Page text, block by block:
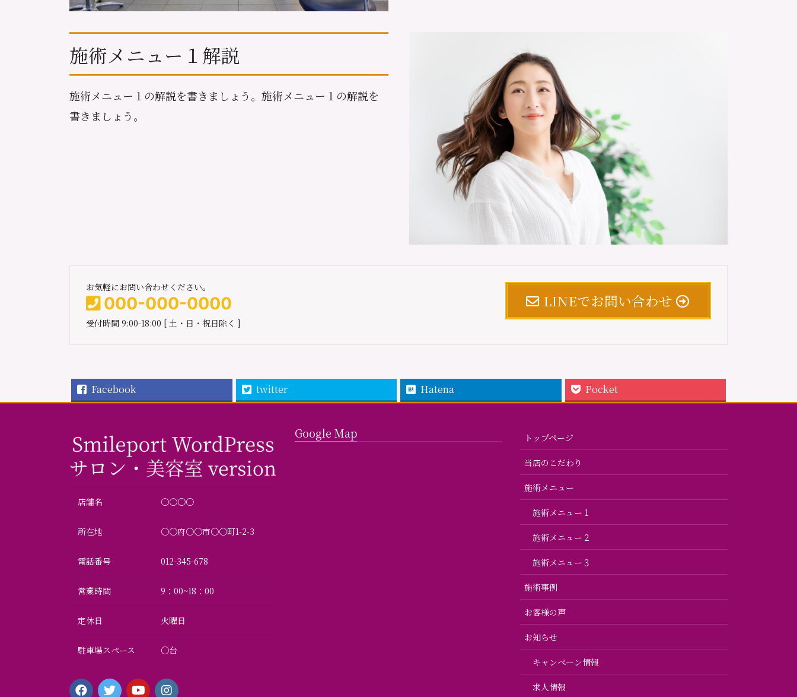
施術メニュー１解説
施術メニュー１の解説を書きましょう。施術メニュー１の解説を
書きましょう。
お気軽にお問い合わせください。
000-000-0000
受付時間 9:00-18:00 [ 土・日・祝日除く ]
LINEでお問い合わせ
Facebook twitter Hatena Pocket
店舗名 〇〇○○
所在地 〇〇府〇〇市〇〇町1-2-3
電話番号 012-345-678
営業時間 9：00~18：00
定休日 火曜日
駐車場スペース ○台
Google Map トップページ
当店のこだわり
施術メニュー
施術メニュー１
施術メニュー２
施術メニュー３
施術事例
お客様の声
お知らせ
キャンペーン情報
求人情報